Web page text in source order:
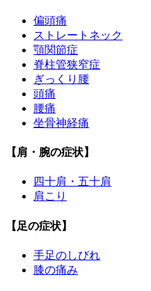
偏頭痛
ストレートネック
顎関節症
脊柱管狭窄症
ぎっくり腰
頭痛
腰痛
坐骨神経痛
【肩・腕の症状】
四十肩・五十肩
肩こり
【足の症状】
手足のしびれ
膝の痛み